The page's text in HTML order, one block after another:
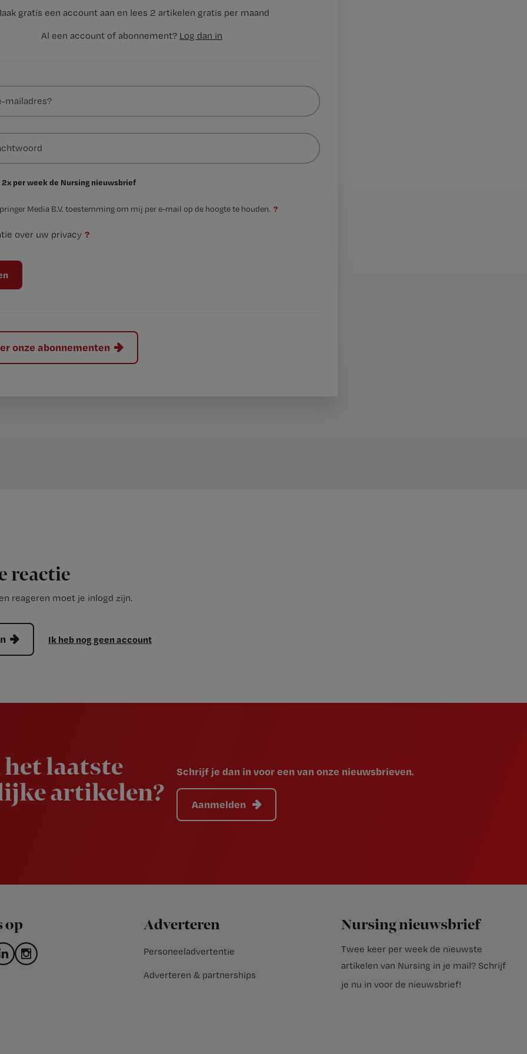
gratis een account aan en lees 2 artikelen gratis per maand
Al een account of abonnement? Log dan in
2x per week de Nursing nieuwsbrief
Media B.V. toestemming om mij per e-mail op de hoogte te houden. ?
over uw privacy ?
onze abonnementen
reactie
reageren moet je inlogd zijn.
Ik heb nog geen account
laatste
artikelen?
Schrijf je dan in voor een van onze nieuwsbrieven.
Aanmelden
op Adverteren
Personeeladvertentie
Adverteren & partnerships
Nursing nieuwsbrief
Twee keer per week de nieuwste
artikelen van Nursing in je mail? Schrijf
je nu in voor de nieuwsbrief!